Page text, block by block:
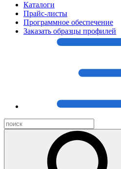
Каталоги
Прайс-листы
Программное обеспечение
Заказать образцы профилей